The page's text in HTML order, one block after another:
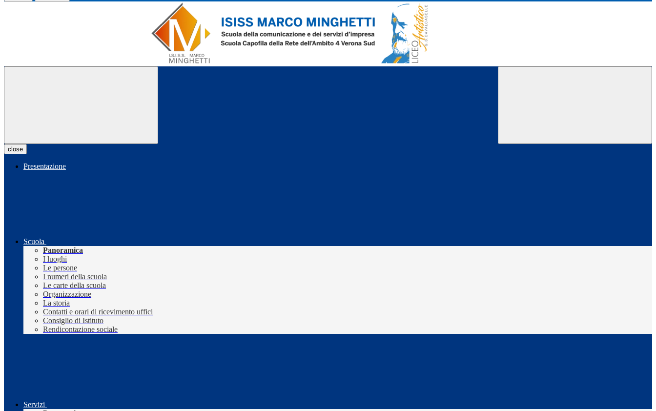
close
Presentazione
Scuola
Panoramica
I luoghi
Le persone
I numeri della scuola
Le carte della scuola
Organizzazione
La storia
Contatti e orari di ricevimento uffici
Consiglio di Istituto
Rendicontazione sociale
Servizi